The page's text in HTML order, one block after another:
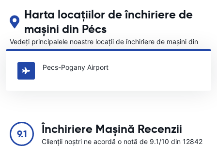
Harta locațiilor de închiriere de
mașini din Pécs
Vedeți principalele noastre locații de închiriere de mașini din
Pécs
Pecs-Pogany Airport
9.1 Închiriere Mașină Recenzii
Clienții noștri ne acordă o notă de 9.1/10 din 12842